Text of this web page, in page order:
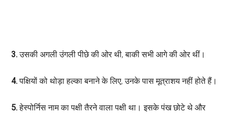
3.उसकी अगली उंगली पीछे की ओर थी, बाकी सभी आगे की ओर थीं।
4.पक्षियों को थोड़ा हल्का बनाने के लिए, उनके पास मूत्राशय नहीं होते हैं।
5.हेस्पोर्निस नाम का पक्षी तैरने वाला पक्षी था। इसके पंख छोटे थे और